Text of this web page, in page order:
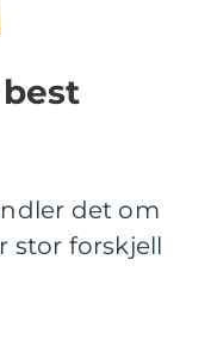
det om
stor forskjell